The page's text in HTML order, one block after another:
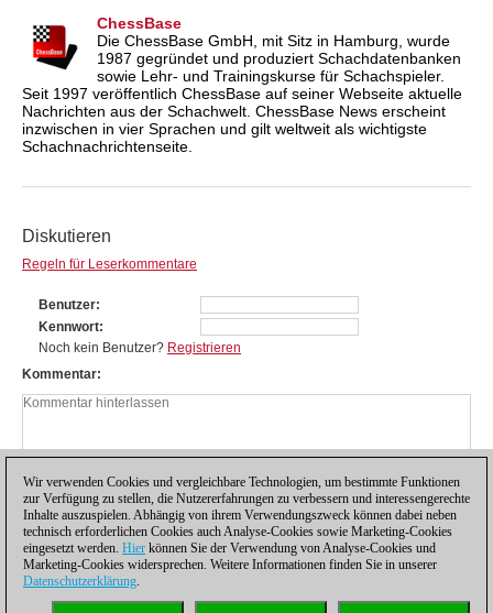
ChessBase
Die ChessBase GmbH, mit Sitz in Hamburg, wurde
1987 gegründet und produziert Schachdatenbanken
sowie Lehr- und Trainingskurse für Schachspieler.
Seit 1997 veröffentlich ChessBase auf seiner Webseite aktuelle
Nachrichten aus der Schachwelt. ChessBase News erscheint
inzwischen in vier Sprachen und gilt weltweit als wichtigste
Schachnachrichtenseite.
Diskutieren
Regeln für Leserkommentare
Benutzer
Kennwort
Noch kein Benutzer? Registrieren
Kommentar
Wir verwenden Cookies und vergleichbare Technologien, um bestimmte Funktionen
zur Verfügung zu stellen, die Nutzererfahrungen zu verbessern und interessengerechte
Inhalte auszuspielen. Abhängig von ihrem Verwendungszweck können dabei neben
technisch erforderlichen Cookies auch Analyse-Cookies sowie Marketing-Cookies
eingesetzt werden. Hier können Sie der Verwendung von Analyse-Cookies und
Marketing-Cookies widersprechen. Weitere Informationen finden Sie in unserer
Datenschutzerklärung.